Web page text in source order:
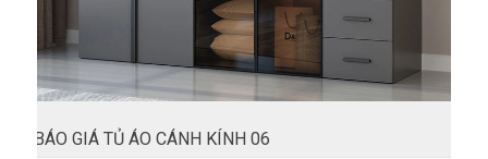
BÁO GIÁ TỦ ÁO CÁNH KÍNH 06